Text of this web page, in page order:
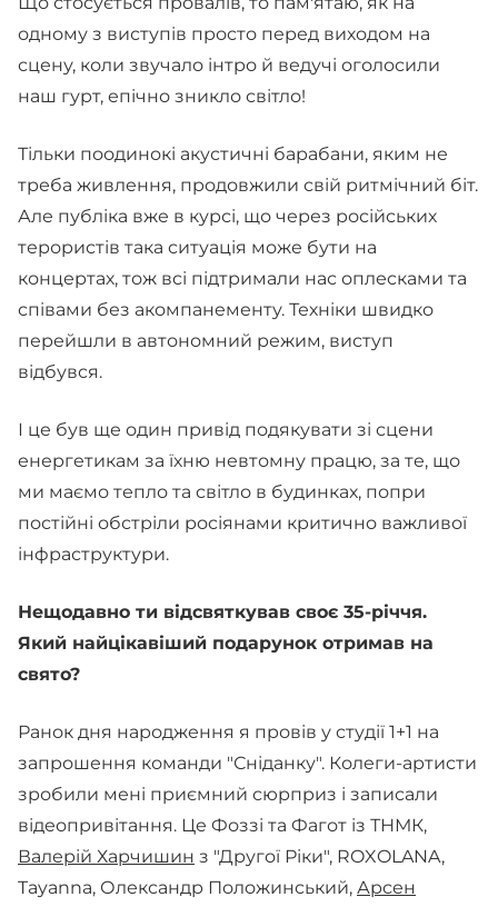
одному з виступів просто перед виходом на
сцену, коли звучало інтро й ведучі оголосили
наш гурт, епічно зникло світло!
Тільки поодинокі акустичні барабани, яким не
треба живлення, продовжили свій ритмічний біт.
Але публіка вже в курсі, що через російських
терористів така ситуація може бути на
концертах, тож всі підтримали нас оплесками та
співами без акомпанементу. Техніки швидко
перейшли в автономний режим, виступ
відбувся.
І це був ще один привід подякувати зі сцени
енергетикам за їхню невтомну працю, за те, що
ми маємо тепло та світло в будинках, попри
постійні обстріли росіянами критично важливої
інфраструктури.
Нещодавно ти відсвяткував своє 35-річчя.
Який найцікавіший подарунок отримав на
свято?
Ранок дня народження я провів у студії 1+1 на
запрошення команди "Сніданку". Колеги-артисти
зробили мені приємний сюрприз і записали
відеопривітання. Це Фоззі та Фагот із ТНМК,
Валерій Харчишин з "Другої Ріки", ROXOLANA,
Tayanna, Олександр Положинський, Арсен